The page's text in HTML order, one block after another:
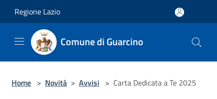
Regione Lazio
Comune di Guarcino
Home > Novità > Avvisi > Carta Dedicata a Te 2025